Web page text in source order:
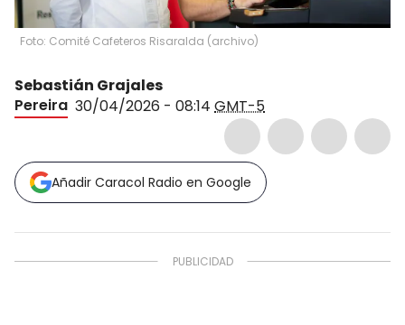
Foto: Comité Cafeteros Risaralda (archivo)
Sebastián Grajales
Pereira 30/04/2026 - 08:14 GMT-5
Añadir Caracol Radio en Google